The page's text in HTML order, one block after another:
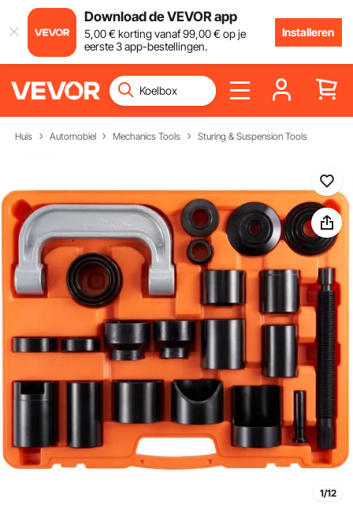
Download de VEVOR app
5,00€ korting vanaf99,00€ op je
eerste 3 app-bestellingen.
Installeren
Huis Automobiel Mechanics Tools Sturing & Suspension Tools
1/12